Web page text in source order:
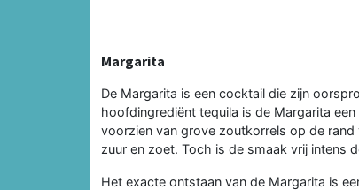
Margarita
De Margarita is een cocktail die zijn
hoofdingrediënt tequila is de Margarita
voorzien van grove zoutkorrels op de
zuur en zoet. Toch is de smaak vrij intens
Het exacte ontstaan van de Margarita is